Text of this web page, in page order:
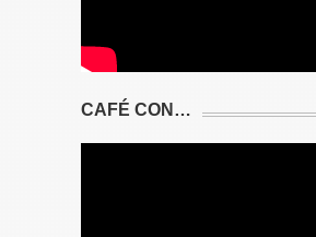
CAFÉ CON…